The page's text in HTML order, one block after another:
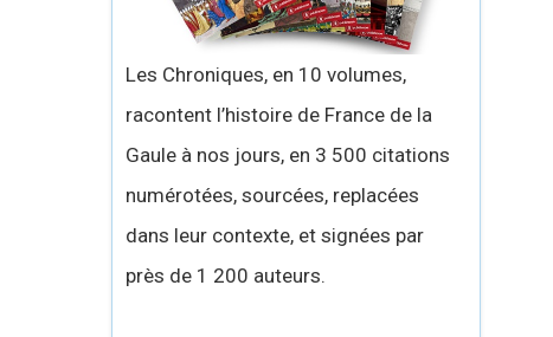
Les Chroniques, en 10 volumes,
racontent l’histoire de France de la
Gaule à nos jours, en 3 500 citations
numérotées, sourcées, replacées
dans leur contexte, et signées par
près de 1 200 auteurs.